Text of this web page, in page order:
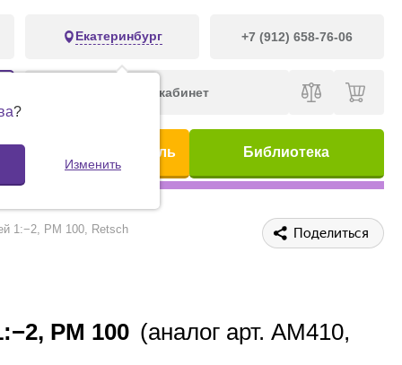
Екатеринбург +7 (912) 658-76-06
?
Изменить
Личный кабинет
Предметный указатель Библиотека
1:−2, PM 100, Retsch Поделиться
PM 100 (аналог арт. AM410,